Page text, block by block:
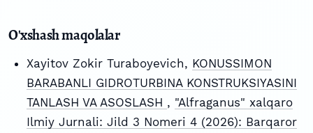
O'xshash maqolalar
Xayitov Zokir Turaboyevich, KONUSSIMON
BARABANLI GIDROTURBINA KONSTRUKSIYASINI
TANLASH VA ASOSLASH , "Alfraganus" xalqaro
Ilmiy Jurnali: Jild 3 Nomeri 4 (2026): Barqaror